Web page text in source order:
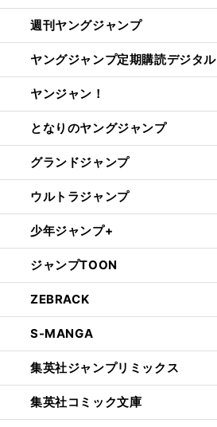
週刊ヤングジャンプ
ヤングジャンプ定期購読デジタル
ヤンジャン！
となりのヤングジャンプ
グランドジャンプ
ウルトラジャンプ
少年ジャンプ+
ジャンプTOON
ZEBRACK
S-MANGA
集英社ジャンプリミックス
集英社コミック文庫